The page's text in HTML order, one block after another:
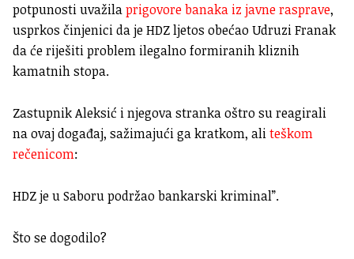
potpunosti uvažilaprigovore banaka iz javne rasprave,
usprkos činjenici da je HDZ ljetos obećao Udruzi Franak
da će riješiti problem ilegalno formiranih kliznih
kamatnih stopa.
Zastupnik Aleksić i njegova stranka oštro su reagirali
na ovaj događaj, sažimajući ga kratkom, aliteškom
rečenicom:
HDZ je u Saboru podržao bankarski kriminal”.
Što se dogodilo?